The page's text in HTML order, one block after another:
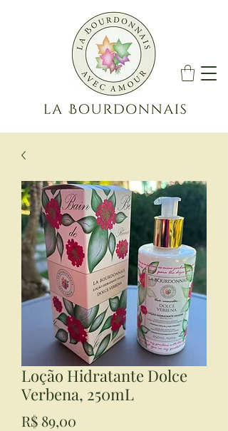
Loção Hidratante Dolce
Verbena, 250mL
R$ 89,00